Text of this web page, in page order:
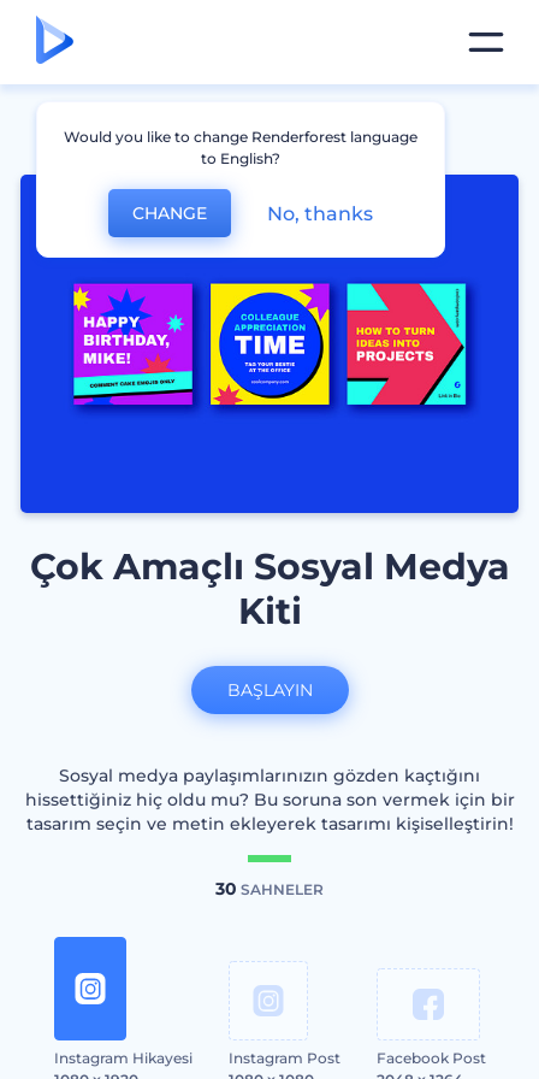
Çok Amaçlı Sosyal Medya
Kiti
Sosyal medya paylaşımlarınızın gözden kaçtığını
hissettiğiniz hiç oldu mu? Bu soruna son vermek için bir
tasarım seçin ve metin ekleyerek tasarımı kişiselleştirin!
30 SAHNELER
Instagram Hikayesi
Instagram Post
Facebook Post
BAŞLAYIN
Would you like to change Renderforest language
to English?
CHANGE No, thanks